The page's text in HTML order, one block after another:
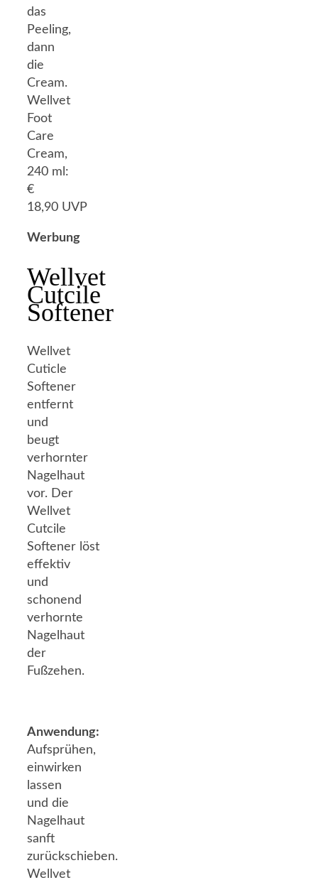
das
Peeling,
dann
die
Cream.
Wellvet
Foot
Care
Cream,
240 ml:
€
18,90 UVP
Werbung
Wellvet
Cutcile
Softener
Wellvet
Cuticle
Softener
entfernt
und
beugt
verhornter
Nagelhaut
vor. Der
Wellvet
Cutcile
Softener löst
effektiv
und
schonend
verhornte
Nagelhaut
der
Fußzehen.
Anwendung:
Aufsprühen,
einwirken
lassen
und die
Nagelhaut
sanft
zurückschieben.
Wellvet